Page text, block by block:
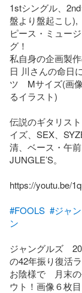
1stシングル、
盤より盤起こし),
ピース・ミュー
グ！
私自身の企画製
日 川さんの命日
ツ　Mサイズ(画
るイラスト)
伝説のギタリス
イズ、SEX、
清、ベース・午
JUNGLE’S。
https://youtu.be/
#FOOLS #ジャ
ン
ジャングルズ　
の42年振り復活
お陰様で　月末
ウト！画像６枚目